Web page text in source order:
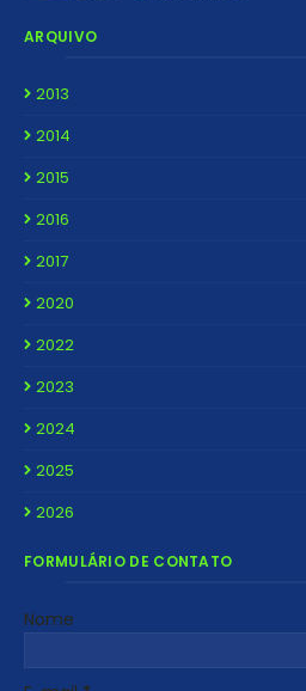
ARQUIVO
2013
2014
2015
2016
2017
2020
2022
2023
2024
2025
2026
FORMULÁRIO DE CONTATO
Nome